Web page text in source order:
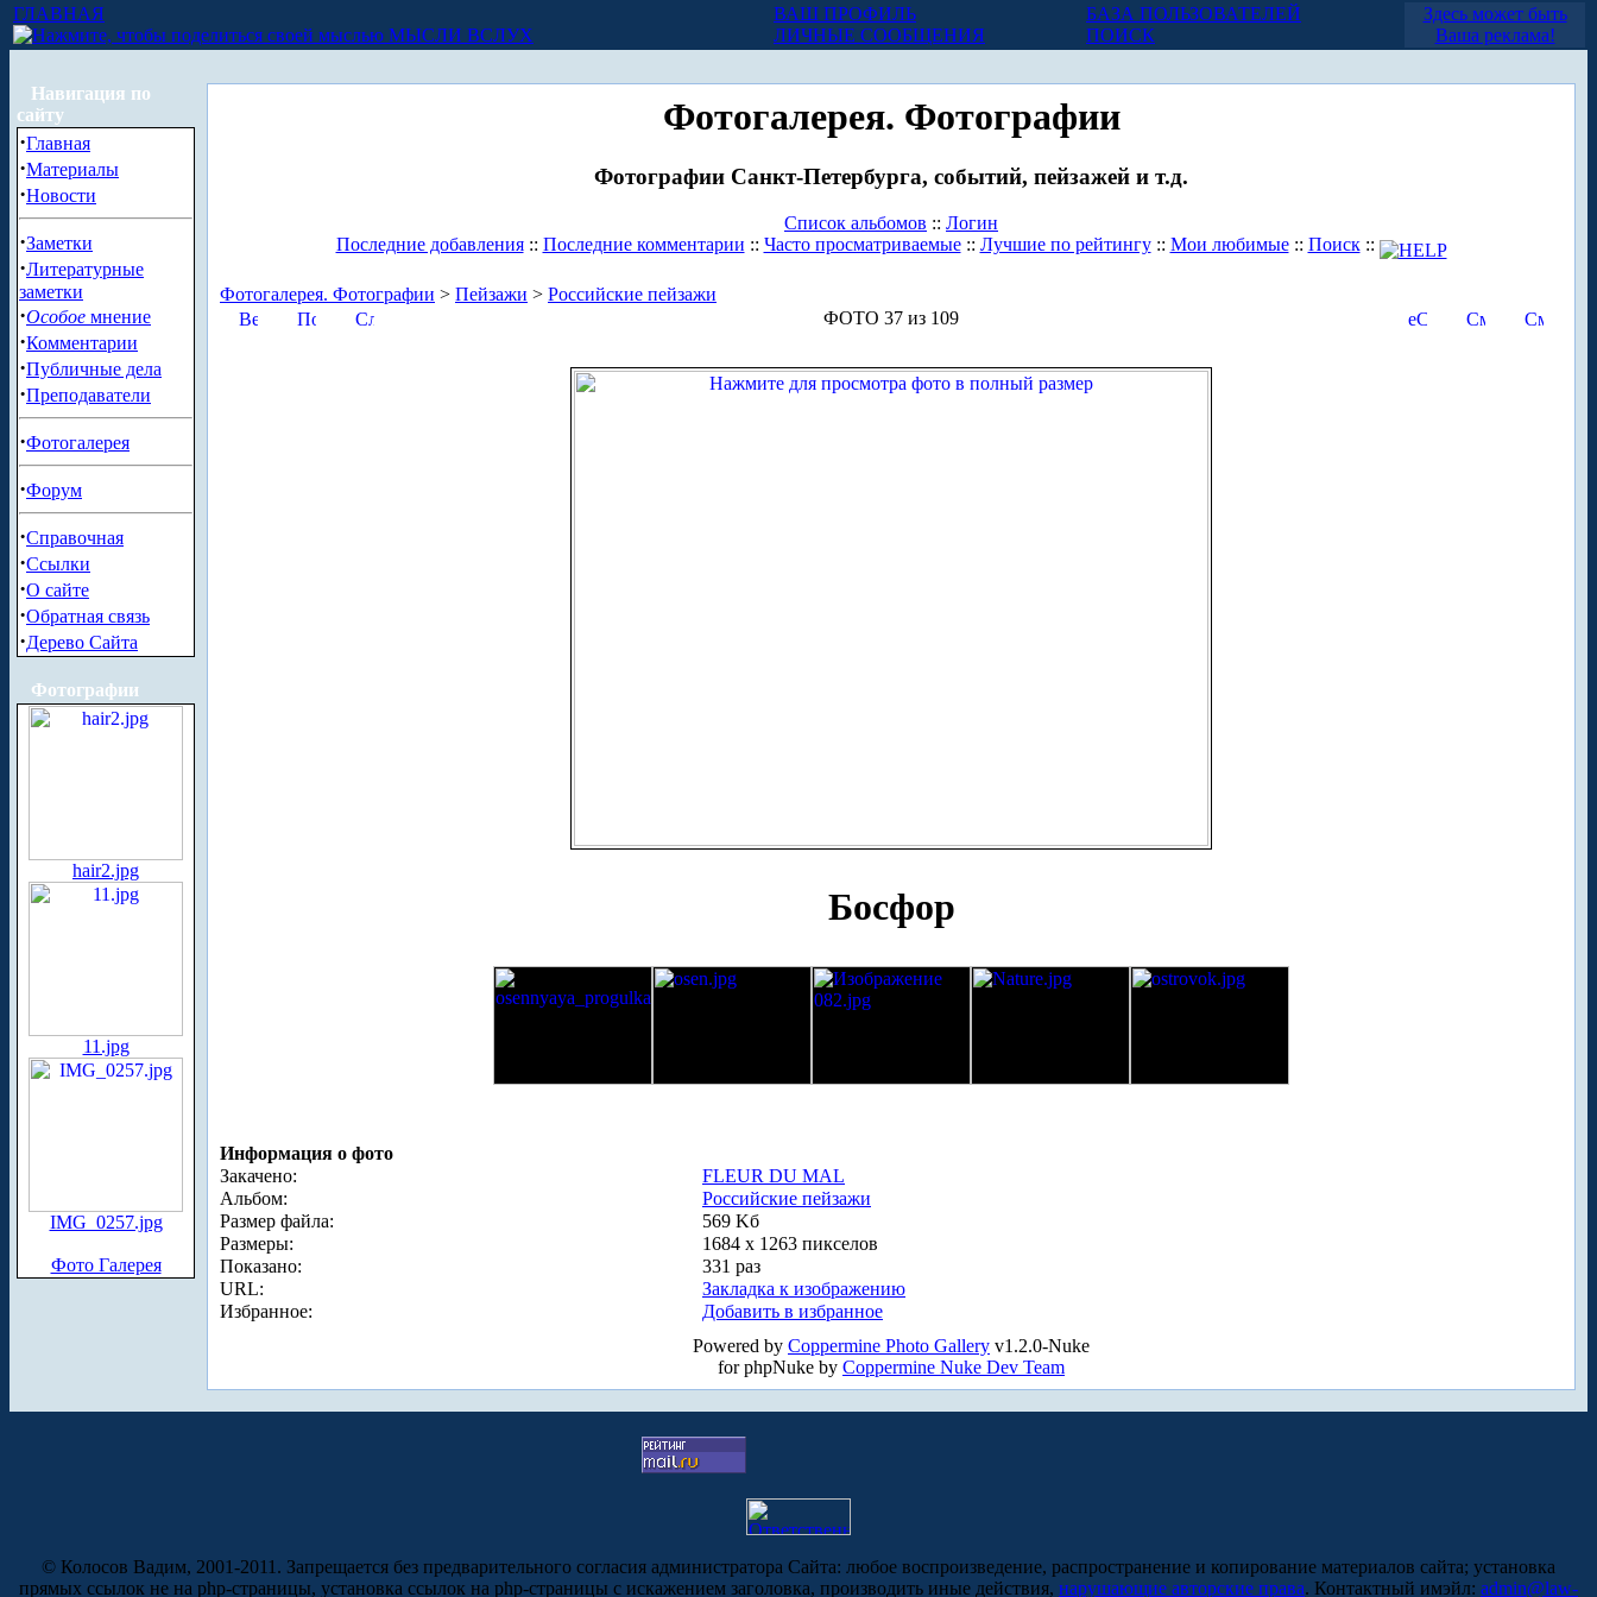
ГЛАВНАЯ
МЫСЛИ ВСЛУХ
ВАШ ПРОФИЛЬ
ЛИЧНЫЕ СООБЩЕНИЯ
БАЗА ПОЛЬЗОВАТЕЛЕЙ
ПОИСК
Здесь может быть
Ваша реклама!
Навигация по
сайту
·Главная
·Материалы
·Новости
·Заметки
·Литературные
заметки
·Особое мнение
·Комментарии
·Публичные дела
·Преподаватели
·Фотогалерея
·Форум
·Справочная
·Ссылки
·О сайте
·Обратная связь
·Дерево Сайта
Фотографии
hair2.jpg
11.jpg
IMG_0257.jpg
Фото Галерея
Фотогалерея. Фотографии
Фотографии Санкт-Петербурга, событий, пейзажей и т.д.
Список альбомов :: Логин
Последние добавления:: Последние комментарии :: Часто просматриваемые:: Лучшие по рейтингу:: Мои любимые:: Поиск::
Фотогалерея. Фотографии > Пейзажи > Российские пейзажи
ФОТО 37 из 109
Босфор
Информация о фото
Закачено:
FLEUR DU MAL
Альбом:
Российские пейзажи
Размер файла:
569 Kб
Размеры:
1684 x 1263 пикселов
Показано:
331 раз
URL:
Закладка к изображению
Избранное:
Добавить в избранное
Powered by Coppermine Photo Gallery v1.2.0-Nuke
for phpNuke by Coppermine Nuke Dev Team
© Колосов Вадим, 2001-2011. Запрещается без предварительного согласия администратора Сайта: любое воспроизведение, распространение и копирование материалов сайта; установка
прямых ссылок не на php-страницы, установка ссылок на php-страницы с искажением заголовка, производить иные действия, нарушающие авторские права. Контактный имэйл: admin@law-